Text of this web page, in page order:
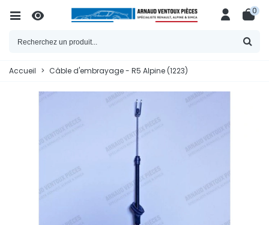
0
Accueil > Câble d'embrayage - R5 Alpine (1223)